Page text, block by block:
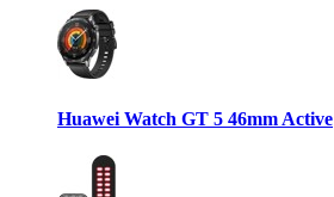
Huawei Watch GT 5 46mm Active